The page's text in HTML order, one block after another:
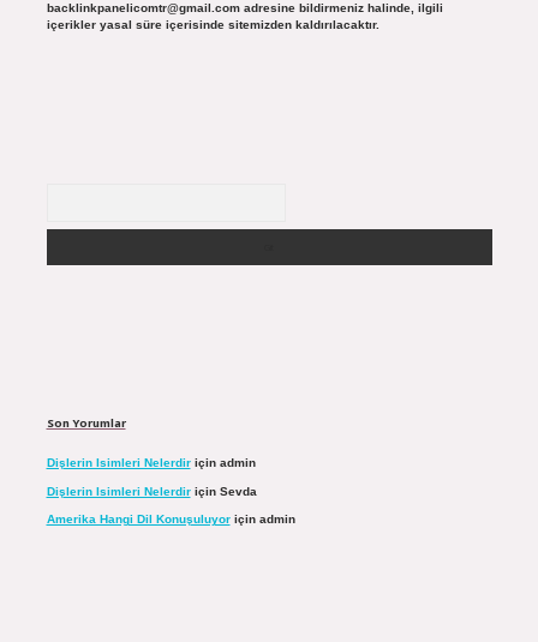
backlinkpanelicomtr@gmail.comadresine bildirmeniz halinde, ilgili
içerikler yasal süre içerisinde sitemizden kaldırılacaktır.
Son Yorumlar
Dişlerin Isimleri Nelerdiriçin admin
Dişlerin Isimleri Nelerdiriçin Sevda
Amerika Hangi Dil Konuşuluyoriçin admin